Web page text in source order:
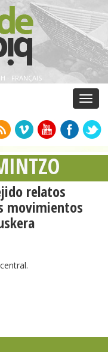
· FRANÇAIS
relatos
movimientos